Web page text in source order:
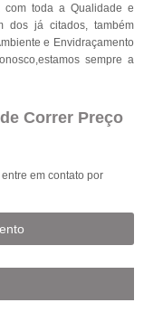
toda a Qualidade e
dos já citados, também
e Envidraçamento
sempre a
Correr Preço
entre em contato por